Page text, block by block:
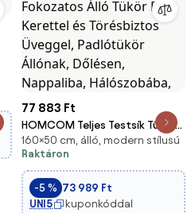
77 883 Ft
HOMCOM Teljes Testsík Tükör
160 x 50 cm Fokozatos Álló
Tükör Fém Kerettel és
Törésbiztos Üveggel,
Padlótükör Állónak, Dőlésen,
Nappaliba, Hálószobába,
160×50 cm, álló, modern stílusú
Raktáron
-5 % 73 989 Ft
UNI5
kuponkóddal